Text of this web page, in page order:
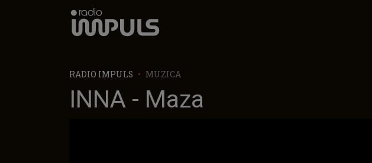
Radio Impuls
RADIO IMPULS MUZICA
INNA - Maza